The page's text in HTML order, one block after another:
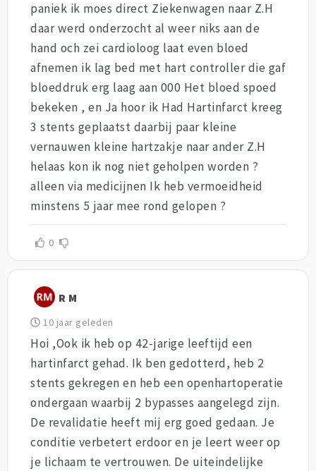
paniek ik moes direct Ziekenwagen naar Z.H
daar werd onderzocht al weer niks aan de
hand och zei cardioloog laat even bloed
afnemen ik lag bed met hart controller die gaf
bloeddruk erg laag aan 000 Het bloed spoed
bekeken , en Ja hoor ik Had Hartinfarct kreeg
3 stents geplaatst daarbij paar kleine
vernauwen kleine hartzakje naar ander Z.H
helaas kon ik nog niet geholpen worden ?
alleen via medicijnen Ik heb vermoeidheid
minstens 5 jaar mee rond gelopen ?
0
R M
10 jaar geleden
Hoi ,Ook ik heb op 42-jarige leeftijd een
hartinfarct gehad. Ik ben gedotterd, heb 2
stents gekregen en heb een openhartoperatie
ondergaan waarbij 2 bypasses aangelegd zijn.
De revalidatie heeft mij erg goed gedaan. Je
conditie verbetert erdoor en je leert weer op
je lichaam te vertrouwen. De uiteindelijke